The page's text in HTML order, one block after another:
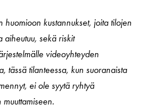
huomioon kustannukset, joita tilojen
aiheutuu, sekä riskit
videoyhteyden
tässä tilanteessa, kun suoranaista
ei ole syytä ryhtyä